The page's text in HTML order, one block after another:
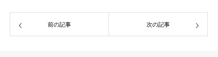
前の記事 次の記事